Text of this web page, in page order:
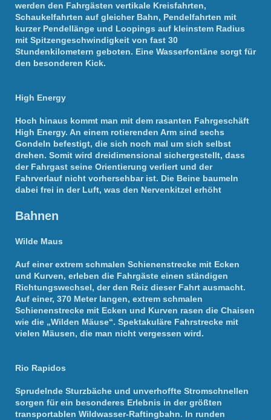
werden den Fahrgästen vertikale Kreisfahrten,
Schaukelfahrten auf gleicher Bahn, Pendelfahrten mit
kurzer Pendellänge und Loopings auf kleinstem Radius
mit Spitzengeschwindigkeit von fast 30
Stundenkilometern geboten. Eine Wasserfontäne sorgt für
den besonderen Kick.
High Energy
Hoch hinaus kommt man mit dem rasanten Fahrgeschäft
High Energy. An einem rotierenden Arm sind sechs
Gondeln befestigt, die sich noch mal um sich selbst
drehen. Somit wird dreidimensional sichergestellt, dass
der Fahrgast seine Orientierung verliert und der
Fahrverlauf nicht vorhersehbar ist. Die Beine baumeln
dabei frei in der Luft, was den Nervenkitzel erhöht
Bahnen
Wilde Maus
Auf einer extrem schmalen Schienenstrecke mit Ecken
und Kurven, erleben die Fahrgäste einen ständigen
Richtungswechsel, der den Reiz dieser Fahrt ausmacht.
Auf einer, 370 Meter langen, extrem schmalen
Schienenstrecke mit Ecken und Kurven rasen die Chaisen
wie die „Wilden Mäuse“. Spektakuläre Fahrstrecke mit
vielen Mäusen, die man nicht vergessen wird.
Rio Rapidos
Sprudelnde Sturzbäche und unverhoffte Stromschnellen
sorgen für ein besonderes Erlebnis in der größten
transportablen Wildwasser-Raftingbahn. In runden